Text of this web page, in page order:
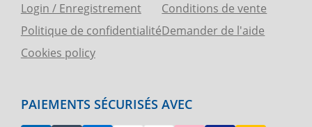
Login / Enregistrement
Politique de confidentialité
Cookies policy
Conditions de vente
Demander de l'aide
PAIEMENTS SÉCURISÉS AVEC